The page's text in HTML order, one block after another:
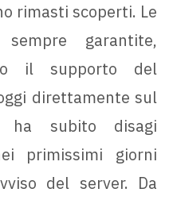
rimasti scoperti. Le
garantite,
il supporto del
direttamente sul
ha subito disagi
primissimi giorni
del server. Da